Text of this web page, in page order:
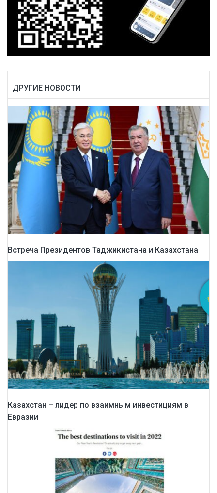
ДРУГИЕ НОВОСТИ
Встреча Президентов Таджикистана и Казахстана
Казахстан – лидер по взаимным инвестициям в
Евразии